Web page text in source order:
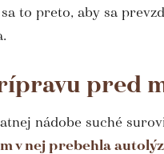
to preto, aby sa
pred
nádobe suché
v nej prebehla